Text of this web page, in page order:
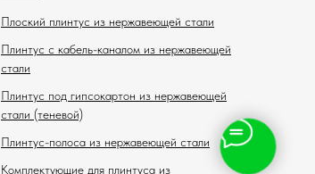
Плоский плинтус из нержавеющей стали
Плинтус с кабель-каналом из нержавеющей
стали
Плинтус под гипсокартон из нержавеющей
стали (теневой)
Плинтус-полоса из нержавеющей стали
Комплектующие для плинтуса из